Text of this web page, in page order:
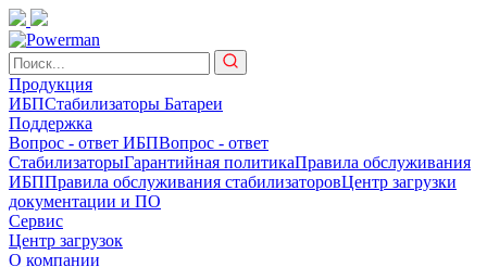
Продукция
ИБПСтабилизаторы Батареи
Поддержка
Вопрос - ответ ИБПВопрос - ответ
СтабилизаторыГарантийная политикаПравила обслуживания
ИБППравила обслуживания стабилизаторовЦентр загрузки
документации и ПО
Сервис
Центр загрузок
О компании